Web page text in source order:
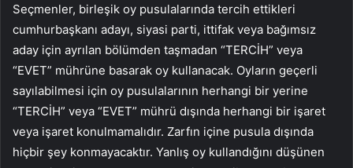
Seçmenler, birleşik oy pusulalarında tercih ettikleri
cumhurbaşkanı adayı, siyasi parti, ittifak veya bağımsız
aday için ayrılan bölümden taşmadan “TERCİH” veya
“EVET” mührüne basarak oy kullanacak. Oyların geçerli
sayılabilmesi için oy pusulalarının herhangi bir yerine
“TERCİH” veya “EVET” mührü dışında herhangi bir işaret
veya işaret konulmamalıdır. Zarfın içine pusula dışında
hiçbir şey konmayacaktır. Yanlış oy kullandığını düşünen